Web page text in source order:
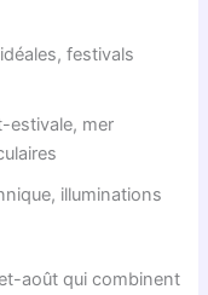
festivals
estivale, mer
illuminations
août qui combinent